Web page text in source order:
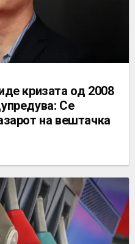
кризата од 2008
Се
на вештачка